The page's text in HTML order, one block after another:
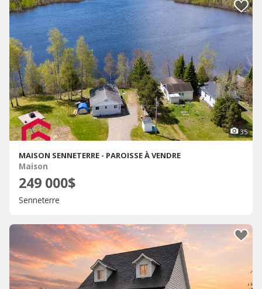
35
MAISON SENNETERRE - PAROISSE À VENDRE
Maison
249 000$
Senneterre